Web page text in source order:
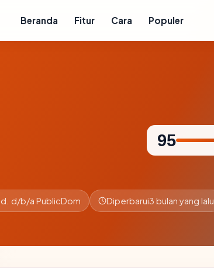
Beranda Fitur Cara Populer
95
d/b/a PublicDom Diperbarui3 bulan yang lalu